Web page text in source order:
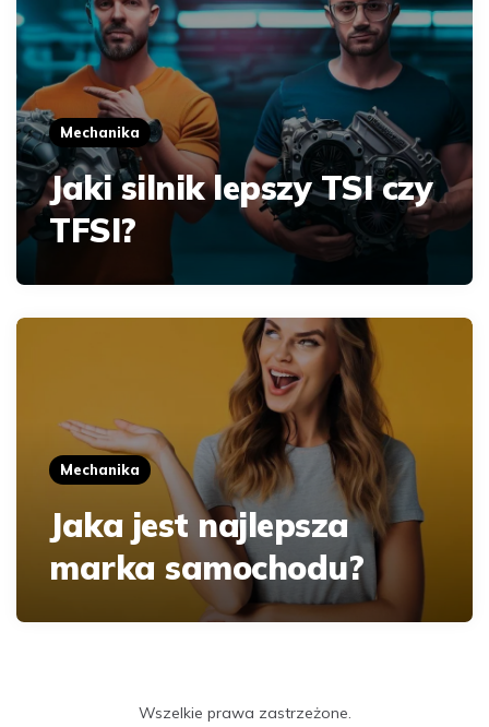
Mechanika
Jaki silnik lepszy TSI czy
TFSI?
Mechanika
Jaka jest najlepsza
marka samochodu?
Wszelkie prawa zastrzeżone.